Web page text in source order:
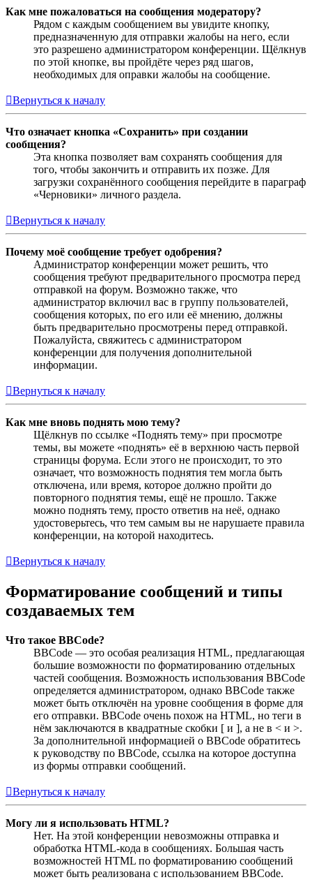
Как мне пожаловаться на сообщения модератору?
Рядом с каждым сообщением вы увидите кнопку,
предназначенную для отправки жалобы на него, если
это разрешено администратором конференции. Щёлкнув
по этой кнопке, вы пройдёте через ряд шагов,
необходимых для оправки жалобы на сообщение.
Вернуться к началу
Что означает кнопка «Сохранить» при создании
сообщения?
Эта кнопка позволяет вам сохранять сообщения для
того, чтобы закончить и отправить их позже. Для
загрузки сохранённого сообщения перейдите в параграф
«Черновики» личного раздела.
Вернуться к началу
Почему моё сообщение требует одобрения?
Администратор конференции может решить, что
сообщения требуют предварительного просмотра перед
отправкой на форум. Возможно также, что
администратор включил вас в группу пользователей,
сообщения которых, по его или её мнению, должны
быть предварительно просмотрены перед отправкой.
Пожалуйста, свяжитесь с администратором
конференции для получения дополнительной
информации.
Вернуться к началу
Как мне вновь поднять мою тему?
Щёлкнув по ссылке «Поднять тему» при просмотре
темы, вы можете «поднять» её в верхнюю часть первой
страницы форума. Если этого не происходит, то это
означает, что возможность поднятия тем могла быть
отключена, или время, которое должно пройти до
повторного поднятия темы, ещё не прошло. Также
можно поднять тему, просто ответив на неё, однако
удостоверьтесь, что тем самым вы не нарушаете правила
конференции, на которой находитесь.
Вернуться к началу
Форматирование сообщений и типы
создаваемых тем
Что такое BBCode?
BBCode — это особая реализация HTML, предлагающая
большие возможности по форматированию отдельных
частей сообщения. Возможность использования BBCode
определяется администратором, однако BBCode также
может быть отключён на уровне сообщения в форме для
его отправки. BBCode очень похож на HTML, но теги в
нём заключаются в квадратные скобки [ и ], а не в < и >.
За дополнительной информацией о BBCode обратитесь
к руководству по BBCode, ссылка на которое доступна
из формы отправки сообщений.
Вернуться к началу
Могу ли я использовать HTML?
Нет. На этой конференции невозможны отправка и
обработка HTML-кода в сообщениях. Большая часть
возможностей HTML по форматированию сообщений
может быть реализована с использованием BBCode.